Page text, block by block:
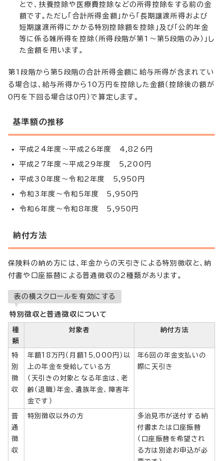
とで、扶養控除や医療費控除などの所得控除をする前の金
額です。ただし「合計所得金額」から「長期譲渡所得および
短期譲渡所得にかかる特別控除額を控除」及び「公的年金
等に係る雑所得を控除（所得段階が第1～第5段階のみ）」し
た金額を用います。
第1段階から第5段階の合計所得金額に給与所得が含まれてい
る場合は、給与所得から10万円を控除した金額（控除後の額が
0円を下回る場合は0円）で算定します。
基準額の推移
平成24年度～平成26年度 4,826円
平成27年度～平成29年度 5,200円
平成30年度～令和2年度 5,950円
令和3年度～令和5年度 5,950円
令和6年度～令和8年度 5,950円
納付方法
保険料の納め方には、年金からの天引きによる特別徴収と、納
付書や口座振替による普通徴収の2種類があります。
表の横スクロールを有効にする
特別徴収と普通徴収について
種
類
対象者 納付方法
特
別
徴
収
年額18万円（月額15,000円）以
上の年金を受給している方
（天引きの対象となる年金は、老
齢（退職）年金、遺族年金、障害年
金です）
年6回の年金支払いの
際に天引き
普
通
徴
収
特別徴収以外の方
多治見市が送付する納
付書または口座振替
（口座振替を希望され
る方は別途お申込が必